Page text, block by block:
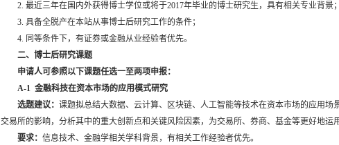
2. 最近三年在国内外获得博士学位或将于2017年毕业的博士研究生，具有相关专业背景；
3. 具备全脱产在本站从事博士后研究工作的条件；
4. 同等条件下，有证券或金融从业经验者优先。
二、博士后研究课题
申请人可参照以下课题任选一至两项申报：
A-1金融科技在资本市场的应用模式研究
选题建议：课题拟总结大数据、云计算、区块链、人工智能等技术在资本市场的应用场
交易所的影响，分析其中的重大创新点和关键风险因素，为交易所、券商、基金等更好地运
要求：信息技术、金融学相关学科背景，有相关工作经验者优先。